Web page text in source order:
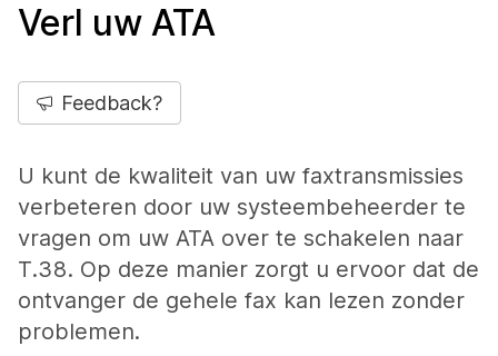
Verl uw ATA
Feedback?
U kunt de kwaliteit van uw faxtransmissies
verbeteren door uw systeembeheerder te
vragen om uw ATA over te schakelen naar
T.38. Op deze manier zorgt u ervoor dat de
ontvanger de gehele fax kan lezen zonder
problemen.